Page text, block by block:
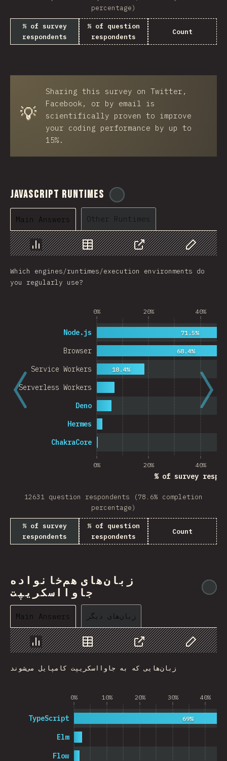
percentage)
% of survey
respondents
% of question
respondents
Count
💡
Sharing this survey on Twitter,
Facebook, or by email is
scientifically proven to improve
your coding performance by up to
15%.
JavaScript Runtimes
Main Answers Other Runtimes
Chart Data Share
Customize
Which engines/runtimes/execution environments do
you regularly use?
0% 20% 40%
0% 20% 40%
% of survey
ChakraCore
Hermes
Deno
Serverless Workers
Service Workers
Browser
Node.js
18.4%
68.4%
71.5%
12631 question respondents (78.6% completion
percentage)
% of survey
respondents
% of question
respondents
Count
زبان‌های هم‌خانواده
جاوااسکریپت
Main Answers زبان‌های دیگر
Chart Data Share
Customize
زبان‌هایی که به جاوااسکریپت کامپایل می‌شوند
0% 10% 20% 30% 40%
Flow
Elm
TypeScript 69%